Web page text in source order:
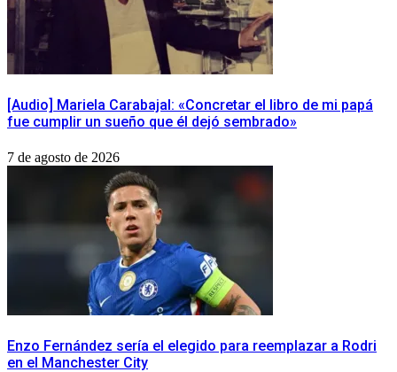
[Audio] Mariela Carabajal: «Concretar el libro de mi papá
fue cumplir un sueño que él dejó sembrado»
7 de agosto de 2026
Enzo Fernández sería el elegido para reemplazar a Rodri
en el Manchester City